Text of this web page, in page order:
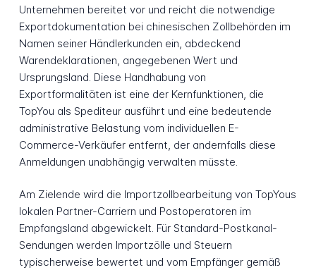
Unternehmen bereitet vor und reicht die notwendige
Exportdokumentation bei chinesischen Zollbehörden im
Namen seiner Händlerkunden ein, abdeckend
Warendeklarationen, angegebenen Wert und
Ursprungsland. Diese Handhabung von
Exportformalitäten ist eine der Kernfunktionen, die
TopYou als Spediteur ausführt und eine bedeutende
administrative Belastung vom individuellen E-
Commerce-Verkäufer entfernt, der andernfalls diese
Anmeldungen unabhängig verwalten müsste.
Am Zielende wird die Importzollbearbeitung von TopYous
lokalen Partner-Carriern und Postoperatoren im
Empfangsland abgewickelt. Für Standard-Postkanal-
Sendungen werden Importzölle und Steuern
typischerweise bewertet und vom Empfänger gemäß